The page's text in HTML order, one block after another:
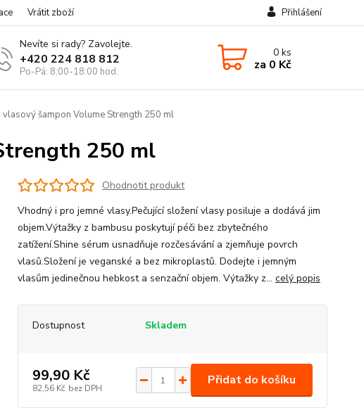
Vrátit zboží Přihlášení
Nevíte si rady? Zavolejte.
+420 224 818 812
Po-Pá: 8:00-18:00 hod.
0ks
za 0 Kč
vlasový šampon Volume Strength 250 ml
250 ml
Ohodnotit produkt
Vhodný i pro jemné vlasy.Pečující složení vlasy posiluje a dodává jim
objem.Výtažky z bambusu poskytují péči bez zbytečného
zatížení.Shine sérum usnadňuje rozčesávání a zjemňuje povrch
vlasů.Složení je veganské a bez mikroplastů. Dodejte i jemným
vlasům jedinečnou hebkost a senzační objem. Výtažky z... celý popis
Dostupnost Skladem
99,90 Kč
82,56 Kč bez DPH
Přidat do košíku